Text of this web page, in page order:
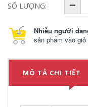
SỐ LƯỢNG:
Nhiều người
sản phẩm vào
MÔ TẢ CHI TIẾT